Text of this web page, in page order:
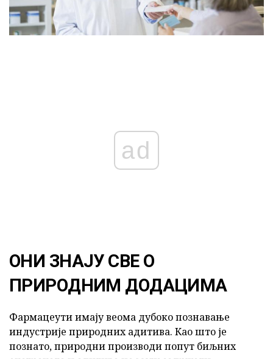
ad
ОНИ ЗНАЈУ СВЕ О
ПРИРОДНИМ ДОДАЦИМА
Фармацеути имају веома дубоко познавање
индустрије природних адитива. Као што је
познато, природни производи попут биљних